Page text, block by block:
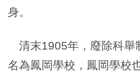
身。
清末1905年，廢除科舉
名為鳳岡學校，鳳岡學校